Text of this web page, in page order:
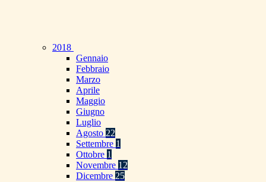
2018
Gennaio
Febbraio
Marzo
Aprile
Maggio
Giugno
Luglio
Agosto 22
Settembre 1
Ottobre 1
Novembre 12
Dicembre 25